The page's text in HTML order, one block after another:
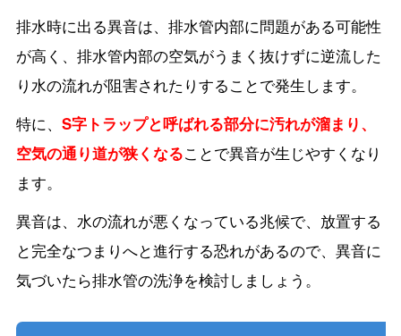
排水時に出る異音は、排水管内部に問題がある可能性
が高く、排水管内部の空気がうまく抜けずに逆流した
り水の流れが阻害されたりすることで発生します。
特に、 S字トラップと呼ばれる部分に汚れが溜まり、
空気の通り道が狭くなることで異音が生じやすくなり
ます。
異音は、水の流れが悪くなっている兆候で、放置する
と完全なつまりへと進行する恐れがあるので、異音に
気づいたら排水管の洗浄を検討しましょう。